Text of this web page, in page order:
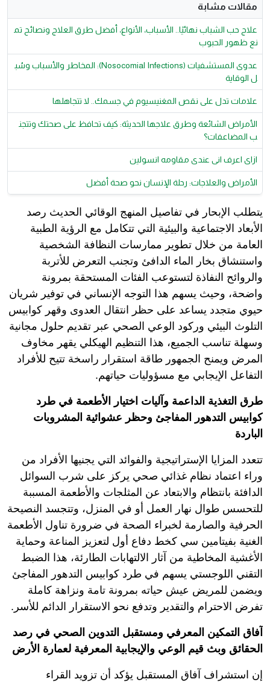
مقالات مشابة
علاج حب الشباب نهائيًا.. الأسباب، الأنواع، أفضل طرق العلاج ونصائح تم
نع ظهور الحبوب
عدوى المستشفيات (Nosocomial Infections): المخاطر والأسباب وسُب
ل الوقاية
علامات تدل على نقص المغنيسيوم في جسمك.. لا تتجاهلها
الأمراض الشائعة وطرق علاجها الحديثة: كيف تحافظ على صحتك وتتجن
ب المضاعفات؟
ازاى اعرف انى عندى مقاومه انسولين
الأمراض والعلاجات: رحلة الإنسان نحو صحة أفضل
يتطلب الإبحار في تفاصيل المنهج الوقائي الحديث رصد
الأبعاد الاجتماعية والبيئية التي تتكامل مع الرؤية الطبية
العامة من خلال تطوير ممارسات النظافة الشخصية
واستنشاق بخار الماء الدافئ وتجنب التعرض للأتربة
والروائح النفاذة لتستوعب الفئات المستحقة بمرونة
واضحة، وحيث يسهم هذا التوجه الإنساني في توفير شريان
حيوي متجدد يساعد على حظر انتقال العدوى وقهر كوابيس
التلوث البيئي وركود الوعي الصحي عبر تقديم حلول مجانية
وسهلة تناسب الجميع، هذا التنظيم الهيكلي يقهر مخاوف
المرض ويمنح الجمهور طاقة استقرار راسخة تتيح للأفراد
التفاعل الإيجابي مع مسؤوليات حياتهم.
طرق التغذية الداعمة وآليات اختيار الأطعمة في طرد
كوابيس التدهور المفاجئ وحظر عشوائية المشروبات
الباردة
تتعدد المزايا الإستراتيجية والفوائد التي يجنيها الأفراد من
وراء اعتماد نظام غذائي صحي يركز على شرب السوائل
الدافئة بانتظام والابتعاد عن المثلجات والأطعمة المسببة
للتحسس طوال نهار العمل أو في المنزل، وتتجسد النصيحة
الحرفية والصارمة لخبراء الصحة في ضرورة تناول الأطعمة
الغنية بفيتامين سي كخط دفاع أول لتعزيز المناعة وحماية
الأغشية المخاطية من آثار الالتهابات الطارئة، هذا الضبط
التقني اللوجستي يسهم في طرد كوابيس التدهور المفاجئ
ويضمن للمريض عيش حياته بمرونة تامة ونزاهة كاملة
تفرض الاحترام والتقدير وتدفع نحو الاستقرار الدائم للأسر.
آفاق التمكين المعرفي ومستقبل التدوين الصحي في رصد
الحقائق وبث قيم الوعي والإيجابية المعرفية لعمارة الأرض
إن استشراف آفاق المستقبل يؤكد أن تزويد القراء